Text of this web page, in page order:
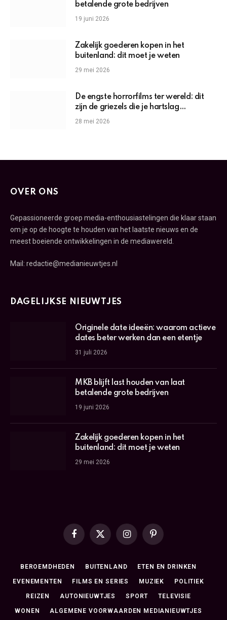
betalende grote bedrijven
19 juni 2026
Zakelijk goederen kopen in het
buitenland: dit moet je weten
29 mei 2026
De engste horrorfilms ter wereld: dit
zijn de griezels die je hartslag
omhoogjagen
28 mei 2026
OVER ONS
Gepassioneerde groep media-enthousiastelingen die klaar staan
om je op de hoogte te houden van het laatste nieuws en de
meest boeiende ontwikkelingen in de mediawereld.
Mail: redactie@medianieuwtjes.nl
DAGELIJKSE NIEUWTJES
Originele date ideeën: waarom actieve
dates beter werken dan een etentje
31 juli 2026
MKB blijft last houden van laat
betalende grote bedrijven
19 juni 2026
Zakelijk goederen kopen in het
buitenland: dit moet je weten
29 mei 2026
Facebook
X
InstagramPinterest
BEROEMDHEDEN BUITENLAND ETEN EN DRINKEN
EVENEMENTEN FILMS EN SERIES MUZIEK POLITIEK
REIZEN AUTONIEUWTJES SPORT TELEVISIE
WONEN ALGEMENE VOORWAARDEN MEDIANIEUWTJES